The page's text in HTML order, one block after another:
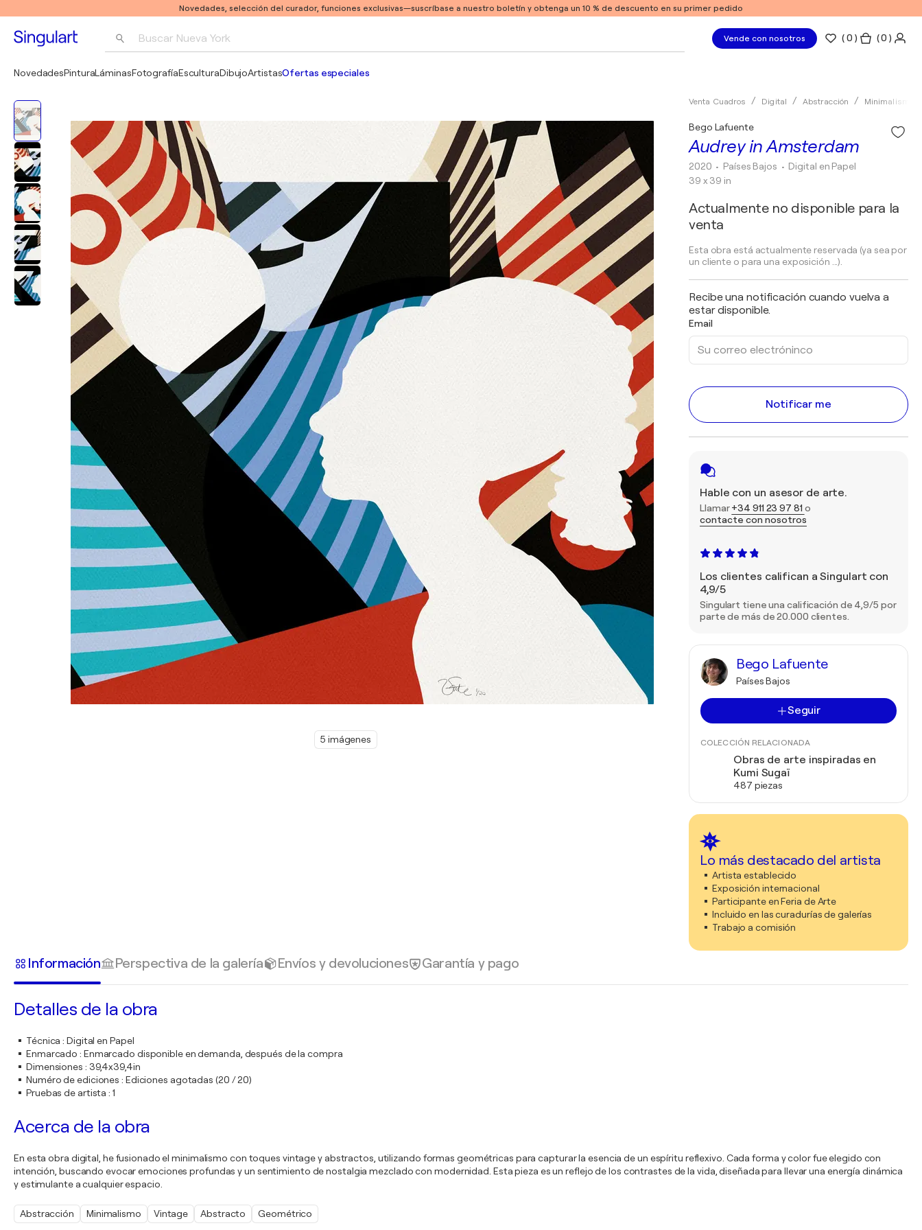
Novedades, selección del curador, funciones exclusivas—suscríbase a nuestro boletín y obtenga un 10 % de descuento en su primer pedido
Buscar Nueva York
Pablo Picasso
Vende con nosotros (0 ) ( 0 )
NovedadesPinturaLáminasFotografíaEsculturaDibujoArtistasOfertas especiales
5 imágenes
Venta Cuadros Digital Abstracción Minimalismo
Audrey in Amsterdam
Bego Lafuente
2020 • Países Bajos • Digital en Papel
39 x 39 in
Actualmente no disponible para la
venta
Esta obra está actualmente reservada (ya sea por
un cliente o para una exposición ...).
Recibe una notificación cuando vuelva a
estar disponible.
Email
Notificar me
Hable con un asesor de arte.
Llamar+34 911 23 97 81 o
contacte con nosotros
Los clientes califican a Singulart con
4,9/5
Singulart tiene una calificación de 4,9/5 por
parte de más de 20.000 clientes.
Bego Lafuente
Países Bajos
Seguir
COLECCIÓN RELACIONADA
Obras de arte inspiradas en
Kumi Sugaï
487 piezas
Lo más destacado del artista
Artista establecido
Exposición internacional
Participante en Feria de Arte
Incluido en las curadurías de galerías
Trabajo a comisión
Información Perspectiva de la galería Envíos y devoluciones Garantía y pago
Detalles de la obra
Técnica :Digital en Papel
Enmarcado : Enmarcado disponible en demanda, después de la compra
Dimensiones : 39,4x39,4in
Numéro de ediciones : Ediciones agotadas (20 / 20)
Pruebas de artista : 1
Acerca de la obra
En esta obra digital, he fusionado el minimalismo con toques vintage y abstractos, utilizando formas geométricas para capturar la esencia de un espíritu reflexivo. Cada forma y color fue elegido con
intención, buscando evocar emociones profundas y un sentimiento de nostalgia mezclado con modernidad. Esta pieza es un reflejo de los contrastes de la vida, diseñada para llevar una energía dinámica
y estimulante a cualquier espacio.
Abstracción Minimalismo Vintage Abstracto Geométrico